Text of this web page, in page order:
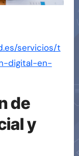
servicios/t
digital-en-
de
y